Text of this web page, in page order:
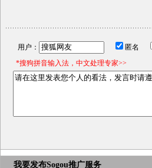
用户： 匿名
*搜狗拼音输入法，中文处理专家>>
我要发布Sogou推广服务